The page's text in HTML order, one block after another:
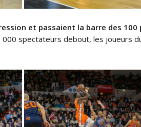
et passaient la barre des 100
spectateurs debout, les joueurs